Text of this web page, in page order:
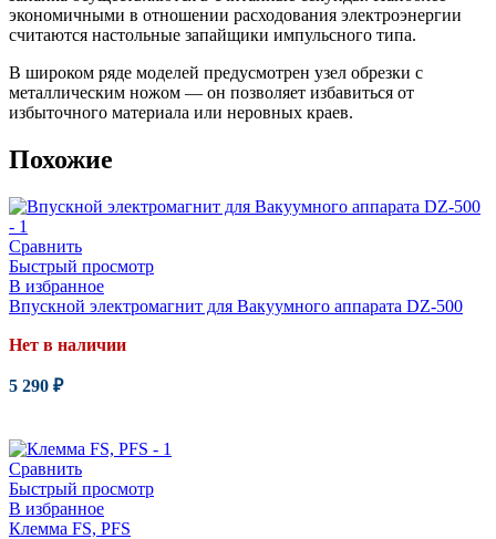
экономичными в отношении расходования электроэнергии
считаются настольные запайщики импульсного типа.
В широком ряде моделей предусмотрен узел обрезки с
металлическим ножом — он позволяет избавиться от
избыточного материала или неровных краев.
Похожие
Сравнить
Быстрый просмотр
В избранное
Впускной электромагнит для Вакуумного аппарата DZ-500
Нет в наличии
5 290 ₽
Сравнить
Быстрый просмотр
В избранное
Клемма FS, PFS